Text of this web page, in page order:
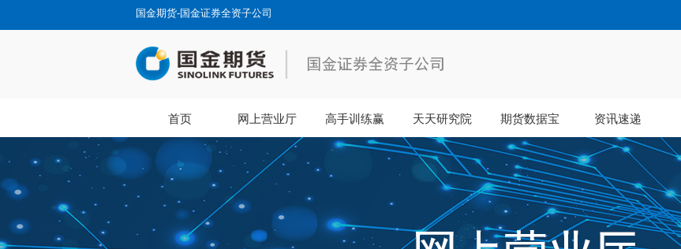
国金期货-国金证券全资子公司
首页 网上营业厅 高手训练赢 天天研究院 期货数据宝 资讯速递